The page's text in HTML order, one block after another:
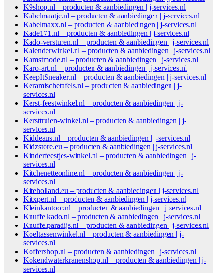
K9shop.nl – producten & aanbiedingen | j-services.nl
Kabelmaatje.nl – producten & aanbiedingen | j-services.nl
Kabelmaxx.nl – producten & aanbiedingen | j-services.nl
Kade171.nl – producten & aanbiedingen | j-services.nl
Kado-versturen.nl – producten & aanbiedingen | j-services.nl
Kalenderwinkel.nl – producten & aanbiedingen | j-services.nl
Kamstmode.nl – producten & aanbiedingen | j-services.nl
Karo-art.nl – producten & aanbiedingen | j-services.nl
KeepItSneaker.nl – producten & aanbiedingen | j-services.nl
Keramischetafels.nl – producten & aanbiedingen | j-
services.nl
Kerst-feestwinkel.nl – producten & aanbiedingen | j-
services.nl
Kersttruien-winkel.nl – producten & aanbiedingen | j-
services.nl
Kiddeaus.nl – producten & aanbiedingen | j-services.nl
Kidzstore.eu – producten & aanbiedingen | j-services.nl
Kinderfeestjes-winkel.nl – producten & aanbiedingen | j-
services.nl
Kitchenetteonline.nl – producten & aanbiedingen | j-
services.nl
Kiteholland.eu – producten & aanbiedingen | j-services.nl
Kitxpert.nl – producten & aanbiedingen | j-services.nl
Kleinkantoor.nl – producten & aanbiedingen | j-services.nl
Knuffelkado.nl – producten & aanbiedingen | j-services.nl
Knuffelparadijs.nl – producten & aanbiedingen | j-services.nl
Koeltassenwinkel.nl – producten & aanbiedingen | j-
services.nl
Koffershop.nl – producten & aanbiedingen | j-services.nl
Kokendwaterkranenshop.nl – producten & aanbiedingen | j-
services.nl